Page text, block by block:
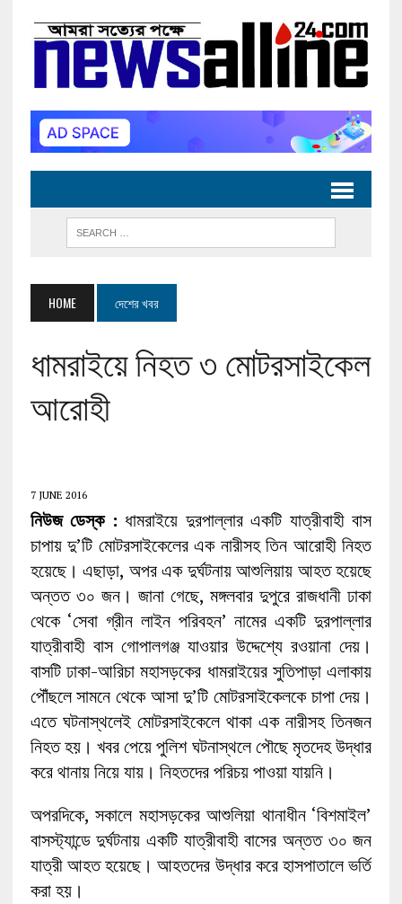
HOME দেশের খবর
ধামরাইয়ে নিহত ৩ মোটরসাইকেল
আরোহী
7 JUNE 2016
নিউজ ডেস্ক : ধামরাইয়ে দুরপাল্লার একটি যাত্রীবাহী বাস
চাপায় দু’টি মোটরসাইকেলের এক নারীসহ তিন আরোহী নিহত
হয়েছে। এছাড়া, অপর এক দুর্ঘটনায় আশুলিয়ায় আহত হয়েছে
অন্তত ৩০ জন। জানা গেছে, মঙ্গলবার দুপুরে রাজধানী ঢাকা
থেকে ‘সেবা গ্রীন লাইন পরিবহন’ নামের একটি দুরপাল্লার
যাত্রীবাহী বাস গোপালগঞ্জ যাওয়ার উদ্দেশ্যে রওয়ানা দেয়।
বাসটি ঢাকা-আরিচা মহাসড়কের ধামরাইয়ের সুতিপাড়া এলাকায়
পৌঁছলে সামনে থেকে আসা দু’টি মোটরসাইকেলকে চাপা দেয়।
এতে ঘটনাস্থলেই মোটরসাইকেলে থাকা এক নারীসহ তিনজন
নিহত হয়। খবর পেয়ে পুলিশ ঘটনাস্থলে পৌছে মৃতদেহ উদ্ধার
করে থানায় নিয়ে যায়। নিহতদের পরিচয় পাওয়া যায়নি।
অপরদিকে, সকালে মহাসড়কের আশুলিয়া থানাধীন ‘বিশমাইল’
বাসস্ট্যান্ডে দুর্ঘটনায় একটি যাত্রীবাহী বাসের অন্তত ৩০ জন
যাত্রী আহত হয়েছে। আহতদের উদ্ধার করে হাসপাতালে ভর্তি
করা হয়।